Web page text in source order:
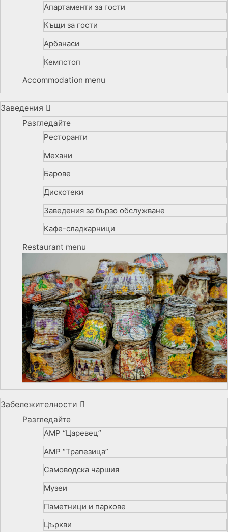
Апартаменти за гости
Къщи за гости
Арбанаси
Кемпстоп
Accommodation menu
Заведения
Разгледайте
Ресторанти
Механи
Барове
Дискотеки
Заведения за бързо обслужване
Кафе-сладкарници
Restaurant menu
Забележителности
Разгледайте
АМР “Царевец”
АМР “Трапезица”
Самоводска чаршия
Музеи
Паметници и паркове
Църкви